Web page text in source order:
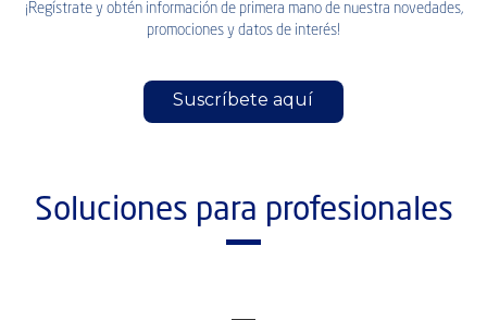
¡Regístrate y obtén información de primera mano de nuestra novedades,
promociones y datos de interés!
Suscríbete aquí
Soluciones para profesionales